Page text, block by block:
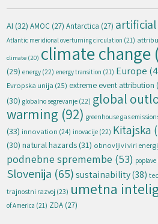
AI (32) AMOC (27) Antarctica (27)
Atlantic meridional overturning circulation (21)
climate (20) climate change
(29) energy (22) energy transition (21) Europe
Evropska unija (25) extreme event attribution
(30) globalno segrevanje (22) global
warming (92) greenhouse gas
(33) innovation (24) inovacije (22) Kitajska
(30) natural hazards (31) obnovljivi viri
podnebne spremembe (53) poplave
Slovenija (65) sustainability(38)
trajnostni razvoj (23) umetna
of America (21) ZDA (27)